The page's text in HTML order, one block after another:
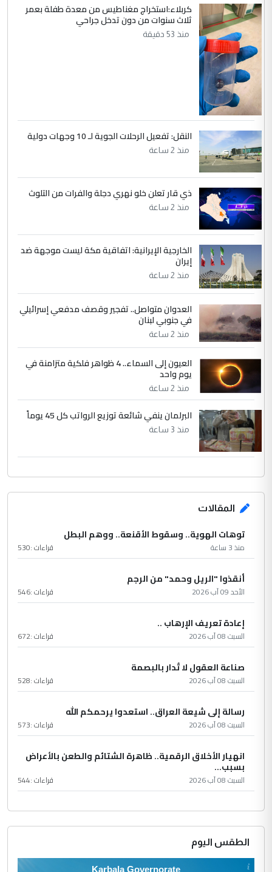
صلاح مهدي حسن
التعليق : صلاح مهدي حسن ...
الموضوع :
وتعديل استمارة قرعة الحج
كربلاء:استخراج مغناطيس من معدة طفلة بعمر
ثلاث سنوات من دون تدخل جراحي
منذ 53 دقيقة
النقل: تفعيل الرحلات الجوية لـ 10 وجهات دولية
منذ 2 ساعة
ذي قار تعلن خلو نهري دجلة والفرات من التلوث
منذ 2 ساعة
الخارجية الإيرانية: اتفاقية مكة ليست موجهة ضد
إيران
منذ 2 ساعة
العدوان متواصل.. تفجير وقصف مدفعي إسرائيلي
في جنوبي لبنان
منذ 2 ساعة
العيون إلى السماء.. 4 ظواهر فلكية متزامنة في
يوم واحد
منذ 2 ساعة
البرلمان ينفي شائعة توزيع الرواتب كل 45 يوماً
منذ 3 ساعة
المقالات
توهات الهوية.. وسقوط الأقنعة.. ووهم البطل
منذ 3 ساعة قراءات :530
أنقذوا "الريل وحمد" من الرجم
الأحد 09 آب 2026 قراءات :546
إعادة تعريف الإرهاب ..
السبت 08 آب 2026 قراءات :672
صناعة العقول لا تُدار بالبصمة
السبت 08 آب 2026 قراءات :528
رسالة إلى شيعة العراق.. استعدوا يرحمكم الله
السبت 08 آب 2026 قراءات :573
انهيار الأخلاق الرقمية.. ظاهرة الشتائم والطعن بالأعراض
بسبب...
السبت 08 آب 2026 قراءات :544
الطقس اليوم
Karbala Governorate